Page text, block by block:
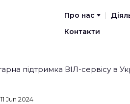
Про нас
Контакти
11 Jun 2024